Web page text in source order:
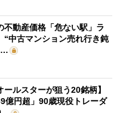
不動産価格「危ない駅」ラ
“中古マンション売れ行き鈍
…
ールスターが狙う20銘柄】
億円超」90歳現役トレーダ